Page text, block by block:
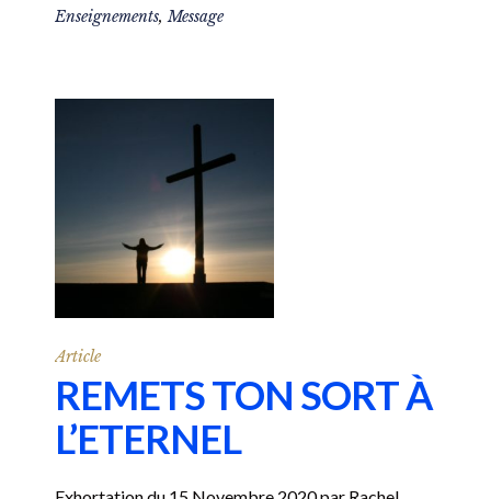
Enseignements,Message
Article
REMETS TON SORT À
L’ETERNEL